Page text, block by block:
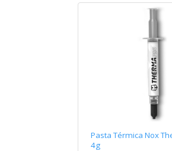
Pasta Térmica Nox
4g